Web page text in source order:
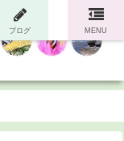
ブログ MENU